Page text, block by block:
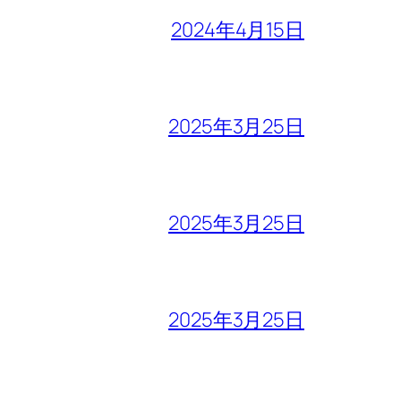
2024年4月15日
2025年3月25日
2025年3月25日
2025年3月25日